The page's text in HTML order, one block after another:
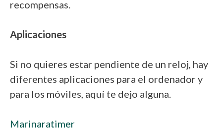
recompensas.
Aplicaciones
Si no quieres estar pendiente de un reloj, hay
diferentes aplicaciones para el ordenador y
para los móviles, aquí te dejo alguna.
Marinaratimer